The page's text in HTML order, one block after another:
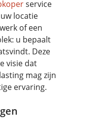
service
locatie
of een
u bepaalt
Deze
visie dat
mag zijn
ervaring.